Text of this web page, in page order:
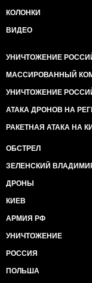
КОЛОНКИ
ВИДЕО
УНИЧТОЖЕНИЕ
МАССИРОВАННЫЙ
УНИЧТОЖЕНИЕ
АТАКА ДРОНОВ НА
РАКЕТНАЯ АТАКА НА
ОБСТРЕЛ
ЗЕЛЕНСКИЙ
ДРОНЫ
КИЕВ
АРМИЯ РФ
УНИЧТОЖЕНИЕ
РОССИЯ
ПОЛЬША